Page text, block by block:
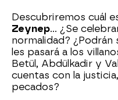
Descubriremos cuál
Zeynep... ¿Se
normalidad?
les pasará a los
Betül, Abdülkadir y
cuentas con la
pecados?